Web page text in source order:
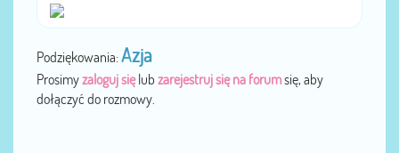
Podziękowania:Azja
Prosimyzaloguj sięlub zarejestruj się na forumsię, aby
dołączyć do rozmowy.